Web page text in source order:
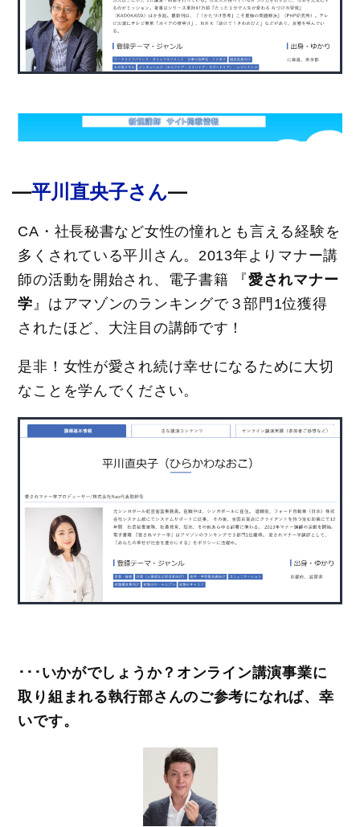
―平川直央子さん―
CA・社長秘書など女性の憧れとも言える経験を
多くされている平川さん。2013年よりマナー講
師の活動を開始され、電子書籍 『愛されマナー
学』はアマゾンのランキングで３部門1位獲得
されたほど、大注目の講師です！
是非！女性が愛され続け幸せになるために大切
なことを学んでください。
･･･いかがでしょうか？オンライン講演事業に
取り組まれる執行部さんのご参考になれば、幸
いです。